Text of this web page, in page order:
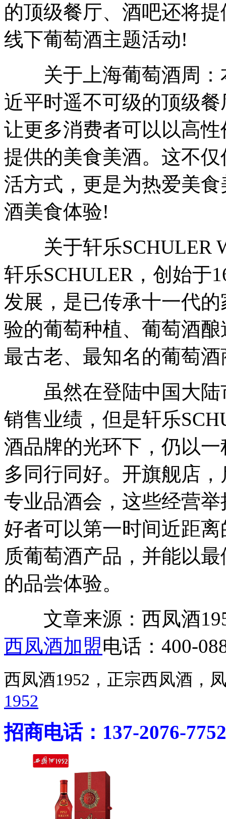
的顶级餐厅、酒吧还将
线下葡萄酒主题活动!
关于上海葡萄酒周：
近平时遥不可级的顶级
让更多消费者可以以高
提供的美食美酒。这不
活方式，更是为热爱美
酒美食体验!
关于轩乐SCHULER
轩乐SCHULER，创始于
发展，是已传承十一代
验的葡萄种植、葡萄酒
最古老、最知名的葡萄
虽然在登陆中国大陆
销售业绩，但是轩乐
酒品牌的光环下，仍以
多同行同好。开旗舰店
专业品酒会，这些经营
好者可以第一时间近距
质葡萄酒产品，并能以
的品尝体验。
文章来源：西凤酒
西凤酒加盟电话：400-
西凤酒1952，正宗西凤酒
1952
招商电话：137-2076-7752